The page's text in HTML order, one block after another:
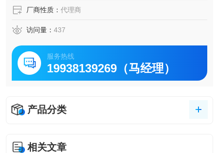
厂商性质： 代理商
访问量： 437
服务热线
19938139269（马经理）
产品分类
相关文章